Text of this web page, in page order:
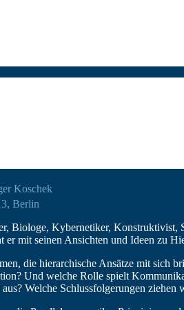
Koschek
Berlin
Biologe, Kybernetiker, Konstruktivist,
er mit seinen Ansichten und Ideen zu
die hierarchische Ansätze mit sich
Und welche Rolle spielt
aus? Welche Schlussfolgerungen